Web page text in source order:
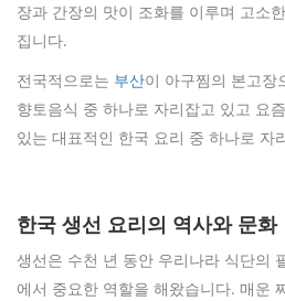
장과 간장의 맛이 조화를 이루며 고소
집니다.
전국적으로는 부산이 아구찜의 본고장
향토음식 중 하나로 자리잡고 있고 요
있는 대표적인 한국 요리 중 하나로 자
한국 생선 요리의 역사와 문화
생선은 수천 년 동안 우리나라 식단의
에서 중요한 역할을 해왔습니다. 매운